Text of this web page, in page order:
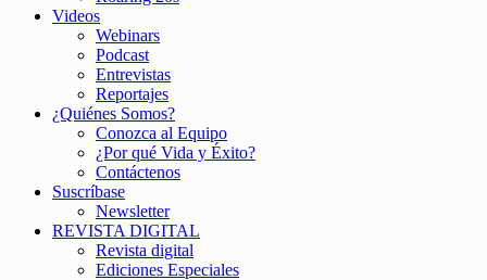
Videos
Webinars
Podcast
Entrevistas
Reportajes
¿Quiénes Somos?
Conozca al Equipo
¿Por qué Vida y Éxito?
Contáctenos
Suscríbase
Newsletter
REVISTA DIGITAL
Revista digital
Ediciones Especiales